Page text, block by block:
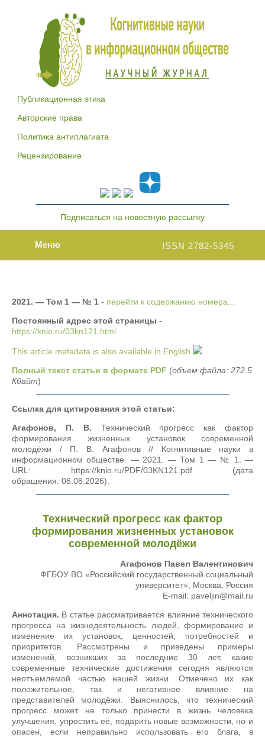
Публикационная этика
Авторские права
Политика антиплагиата
Рецензирование
Подписаться на новостную рассылку
ISSN 2782-5345
Меню
2021. — Том 1 — № 1 - перейти к содержанию номера...
Постоянный адрес этой страницы -
https://knio.ru/03kn121.html
This article metadata is also available in English
Полный текст статьи в формате PDF (объем файла: 272.5
Кбайт)
Ссылка для цитирования этой статьи:
Агафонов, П. В. Технический прогресс как фактор
формирования жизненных установок современной
молодёжи / П. В. Агафонов // Когнитивные науки в
информационном обществе. — 2021. — Том 1 — № 1. —
URL: https://knio.ru/PDF/03KN121.pdf (дата
обращения: 06.08.2026).
Технический прогресс как фактор
формирования жизненных установок
современной молодёжи
Агафонов Павел Валентинович
ФГБОУ ВО «Российский государственный социальный
университет», Москва, Россия
E-mail: paveljin@mail.ru
Аннотация. В статье рассматривается влияние технического
прогресса на жизнедеятельность людей, формирование и
изменение их установок, ценностей, потребностей и
приоритетов. Рассмотрены и приведены примеры
изменений, возникших за последние 30 лет, какие
современные технические достижения сегодня являются
неотъемлемой частью нашей жизни. Отмечено их как
положительное, так и негативное влияние на
представителей молодёжи. Выяснилось, что технический
прогресс может не только принести в жизнь человека
улучшения, упростить её, подарить новые возможности, но и
опасен, если неправильно использовать его блага, в